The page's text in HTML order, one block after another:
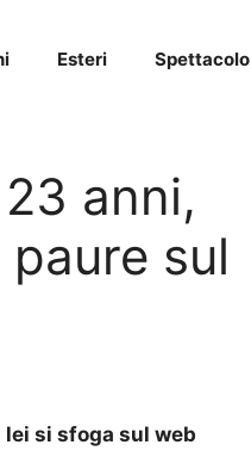
Esteri Spettacolo
anni,
sul
si sfoga sul web